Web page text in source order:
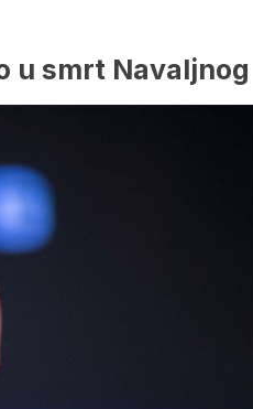
u smrt Navaljnog